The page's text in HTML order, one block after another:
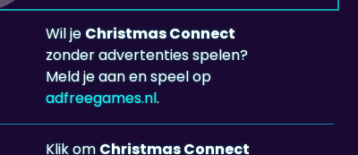
Wil jeChristmas Connect
zonder advertenties spelen?
Meld je aan en speel op
adfreegames.nl.
Klik omChristmas Connect